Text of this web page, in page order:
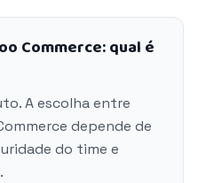
Commerce: qual é
A escolha entre
depende de
do time e